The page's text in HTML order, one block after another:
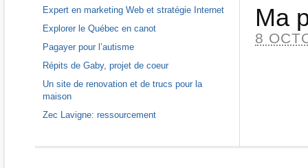
Ma
8
Expert en marketing Web et stratégie Internet
Explorer le Québec en canot
Pagayer pour l’autisme
Répits de Gaby, projet de coeur
Un site de renovation et de trucs pour la
maison
Zec Lavigne: ressourcement